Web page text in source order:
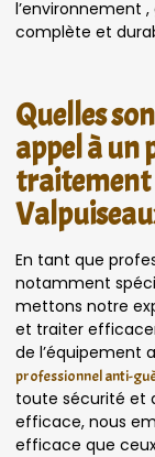
l’environnement
complète et
Quelles
appel à un
traitement
En tant que
notamment
mettons notre
et traiter
de l’équipement
professionnel anti-
toute sécurité et
efficace, nous
efficace que